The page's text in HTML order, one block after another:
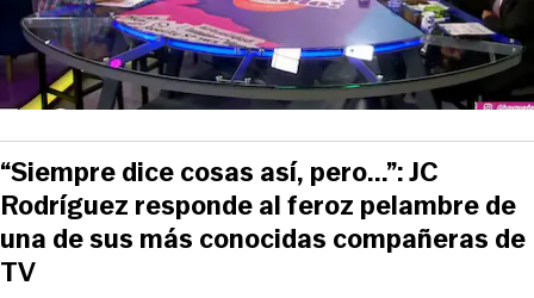
“Siempre dice cosas así, pero...”: JC
Rodríguez responde al feroz pelambre de
una de sus más conocidas compañeras de
TV